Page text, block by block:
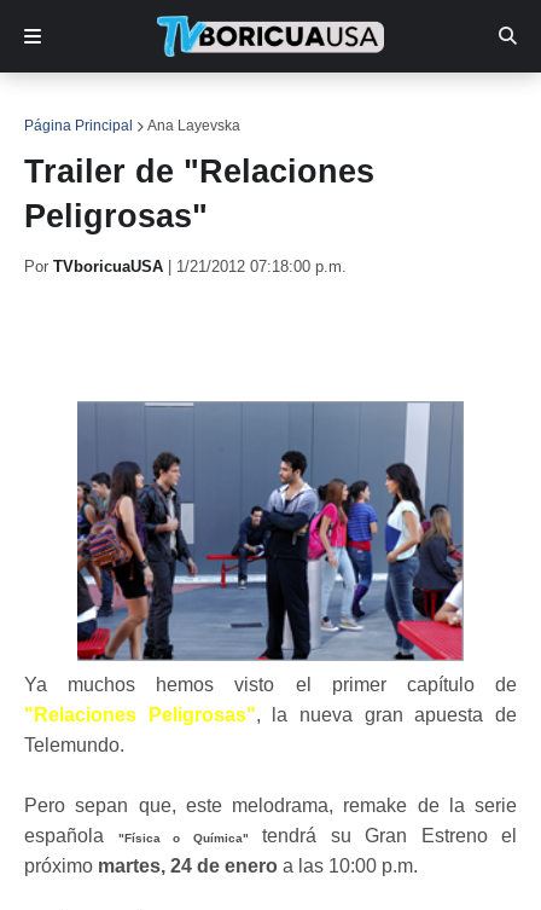
Página Principal Ana Layevska
Trailer de "Relaciones
Peligrosas"
Por TVboricuaUSA 1/21/2012 07:18:00 p.m.
Ya muchos hemos visto el primer capítulo de
"Relaciones Peligrosas", la nueva gran apuesta de
Telemundo.
Pero sepan que, este melodrama, remake de la serie
española
"Física o Química"
tendrá su Gran Estreno el
próximo martes, 24 de enero a las 10:00 p.m.